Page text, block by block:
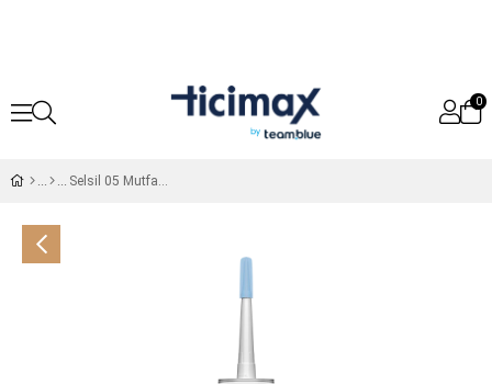
0
Selsil 05 Mutfak Duşakabin Silikonu Şeffaf 280 ml